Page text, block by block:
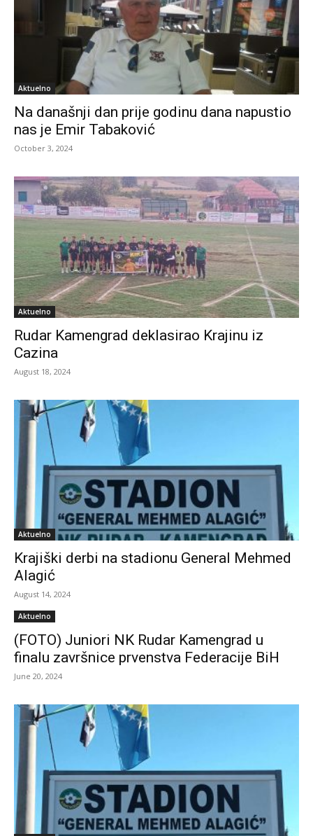
Aktuelno
Na današnji dan prije godinu dana napustio
nas je Emir Tabaković
October 3, 2024
Aktuelno
Rudar Kamengrad deklasirao Krajinu iz
Cazina
August 18, 2024
Aktuelno
Krajiški derbi na stadionu General Mehmed
Alagić
August 14, 2024
Aktuelno
(FOTO) Juniori NK Rudar Kamengrad u
finalu završnice prvenstva Federacije BiH
June 20, 2024